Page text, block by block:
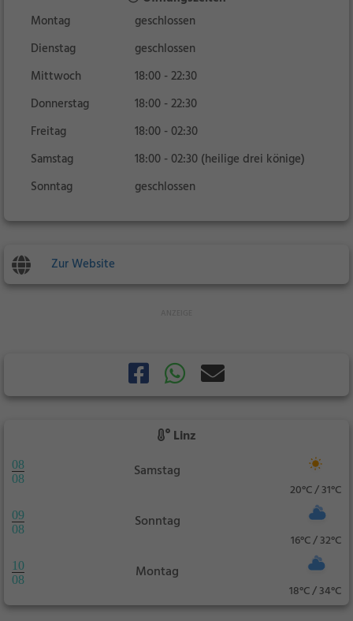
Montag
geschlossen
Dienstag
geschlossen
Mittwoch
18:00 - 22:30
Donnerstag
18:00 - 22:30
Freitag
18:00 - 02:30
Samstag
18:00 - 02:30 (heilige drei könige)
Sonntag
geschlossen
Zur Website
Linz
08
08
Samstag
20°C / 31°C
09
08
Sonntag
16°C / 32°C
10
08
Montag
18°C / 34°C